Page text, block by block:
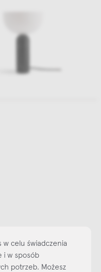
w celu świadczenia
i w sposób
potrzeb. Możesz